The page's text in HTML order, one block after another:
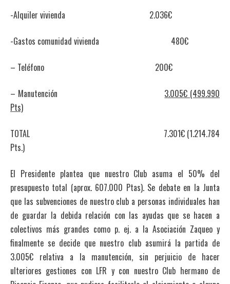
-Alquiler vivienda 2.036€
-Gastos comunidad vivienda 480€
– Teléfono 200€
– Manutención 3.005€ (499.990
Pts)
TOTAL 7.301€ (1.214.784
Pts.)
El Presidente plantea que nuestro Club asuma el 50% del
presupuesto total (aprox. 607.000 Ptas). Se debate en la Junta
que las subvenciones de nuestro club a personas individuales han
de guardar la debida relación con las ayudas que se hacen a
colectivos más grandes como p. ej. a la Asociación Zaqueo y
finalmente se decide que nuestro club asumirá la partida de
3.005€ relativa a la manutención, sin perjuicio de hacer
ulteriores gestiones con LFR y con nuestro Club hermano de